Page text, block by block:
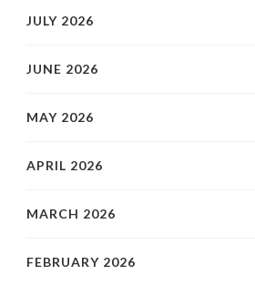
JULY 2026
JUNE 2026
MAY 2026
APRIL 2026
MARCH 2026
FEBRUARY 2026